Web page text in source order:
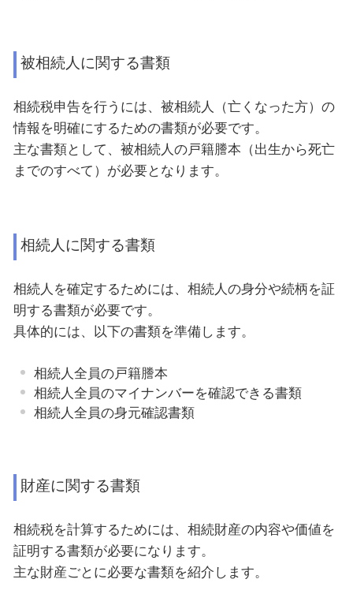
被相続人に関する書類
相続税申告を行うには、被相続人（亡くなった方）の
情報を明確にするための書類が必要です。
主な書類として、被相続人の戸籍謄本（出生から死亡
までのすべて）が必要となります。
相続人に関する書類
相続人を確定するためには、相続人の身分や続柄を証
明する書類が必要です。
具体的には、以下の書類を準備します。
相続人全員の戸籍謄本
相続人全員のマイナンバーを確認できる書類
相続人全員の身元確認書類
財産に関する書類
相続税を計算するためには、相続財産の内容や価値を
証明する書類が必要になります。
主な財産ごとに必要な書類を紹介します。